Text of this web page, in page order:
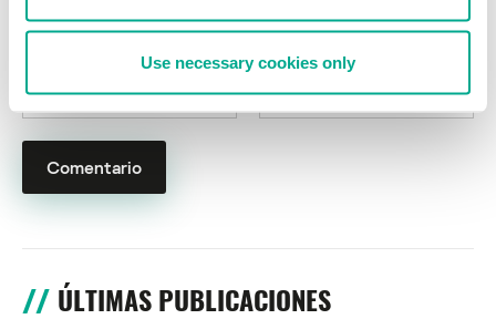
Use necessary cookies only
ÚLTIMAS PUBLICACIONES